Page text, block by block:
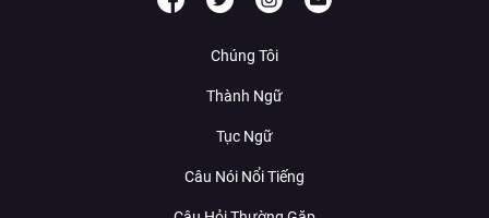
Chúng Tôi
Thành Ngữ
Tục Ngữ
Câu Nói Nổi Tiếng